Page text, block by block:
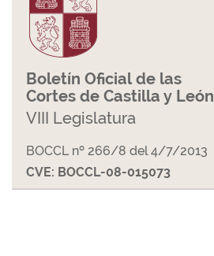
Boletín Oficial de las
Cortes de Castilla y León
VIII Legislatura
BOCCL nº 266/8 del 4/7/2013
CVE: BOCCL-08-015073